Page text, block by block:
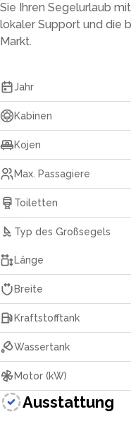
Sie Ihren Segelurlaub mit
lokaler Support und die
Markt.
Jahr
Kabinen
Kojen
Max. Passagiere
Toiletten
Typ des Großsegels
Länge
Breite
Kraftstofftank
Wassertank
Motor (kW)
Ausstattung